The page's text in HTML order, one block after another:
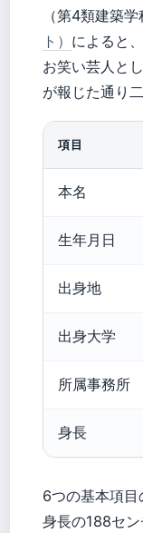
（第4類建築
ト） によると
お笑い芸人と
が報じた通り
項目
本名
生年月日
出身地
出身大学
所属事務所
身長
6つの基本項目
身長の188セ